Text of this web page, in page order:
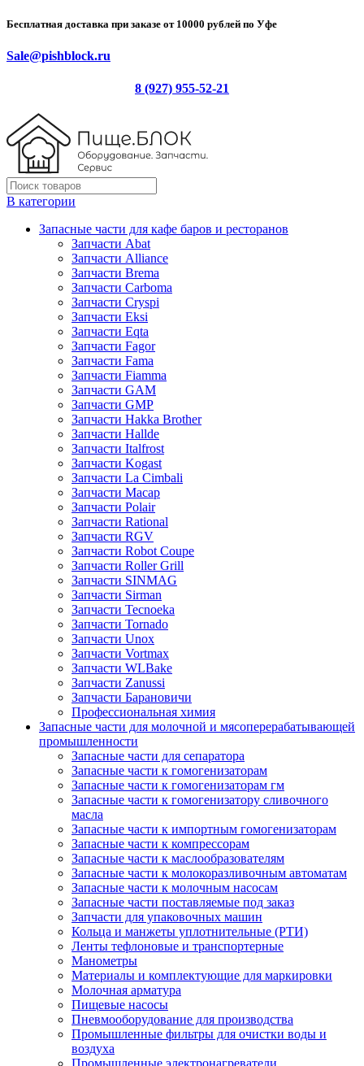
Бесплатная доставка при заказе от 10000 рублей по Уфе
Sale@pishblock.ru
8 (927) 955-52-21
В категории
Запасные части для кафе баров и ресторанов
Запчасти Abat
Запчасти Alliance
Запчасти Brema
Запчасти Carboma
Запчасти Cryspi
Запчасти Eksi
Запчасти Eqta
Запчасти Fagor
Запчасти Fama
Запчасти Fiamma
Запчасти GAM
Запчасти GMP
Запчасти Hakka Brother
Запчасти Hallde
Запчасти Italfrost
Запчасти Kogast
Запчасти La Cimbali
Запчасти Macap
Запчасти Polair
Запчасти Rational
Запчасти RGV
Запчасти Robot Coupe
Запчасти Roller Grill
Запчасти SINMAG
Запчасти Sirman
Запчасти Tecnoeka
Запчасти Tornado
Запчасти Unox
Запчасти Vortmax
Запчасти WLBake
Запчасти Zanussi
Запчасти Барановичи
Профессиональная химия
Запасные части для молочной и мясоперерабатывающей
промышленности
Запасные части для сепаратора
Запасные части к гомогенизаторам
Запасные части к гомогенизаторам гм
Запасные части к гомогенизатору сливочного
масла
Запасные части к импортным гомогенизаторам
Запасные части к компрессорам
Запасные части к маслообразователям
Запасные части к молокоразливочным автоматам
Запасные части к молочным насосам
Запасные части поставляемые под заказ
Запчасти для упаковочных машин
Кольца и манжеты уплотнительные (РТИ)
Ленты тефлоновые и транспортерные
Манометры
Материалы и комплектующие для маркировки
Молочная арматура
Пищевые насосы
Пневмооборудование для производства
Промышленные фильтры для очистки воды и
воздуха
Промышленные электронагреватели